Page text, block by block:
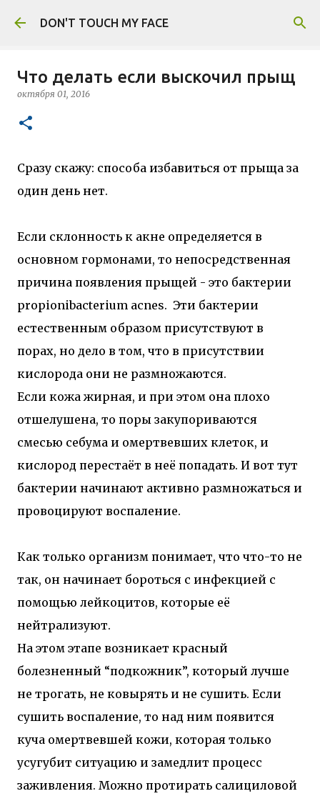
К основному контенту
DON'T TOUCH MY FACE
Что делать если выскочил прыщ
октября 01, 2016
Сразу скажу: способа избавиться от прыща за
один день нет.
Если склонность к акне определяется в
основном гормонами, то непосредственная
причина появления прыщей - это бактерии
propionibacterium acnes. Эти бактерии
естественным образом присутствуют в
порах, но дело в том, что в присутствии
кислорода они не размножаются.
Если кожа жирная, и при этом она плохо
отшелушена, то поры закупориваются
смесью себума и омертвевших клеток, и
кислород перестаёт в неё попадать. И вот тут
бактерии начинают активно размножаться и
провоцируют воспаление.
Как только организм понимает, что что-то не
так, он начинает бороться с инфекцией с
помощью лейкоцитов, которые её
нейтрализуют.
На этом этапе возникает красный
болезненный “подкожник”, который лучше
не трогать, не ковырять и не сушить. Если
сушить воспаление, то над ним появится
куча омертвевшей кожи, которая только
усугубит ситуацию и замедлит процесс
заживления. Можно протирать салициловой